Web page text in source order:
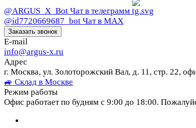
@ARGUS_X_Bot Чат в телеграмм
@id7720669687_bot Чат в МАХ
Заказать звонок
E-mail
info@argus-x.ru
Адрес
г. Москва, ул. Золоторожский Вал, д. 11, стр. 22,
🚙 Склад в Москве
Режим работы
Офис работает по будням с 9:00 до 18:00.